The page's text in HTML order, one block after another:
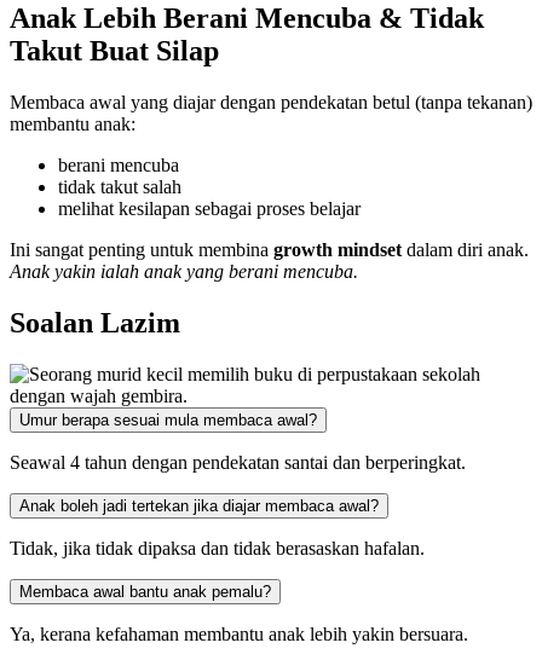
Anak Lebih Berani Mencuba & Tidak
Takut Buat Silap
Membaca awal yang diajar dengan pendekatan betul (tanpa tekanan)
membantu anak:
berani mencuba
tidak takut salah
melihat kesilapan sebagai proses belajar
Ini sangat penting untuk membina growth mindset dalam diri anak.
Anak yakin ialah anak yang berani mencuba.
Soalan Lazim
Umur berapa sesuai mula membaca awal?
Seawal 4 tahun dengan pendekatan santai dan berperingkat.
Anak boleh jadi tertekan jika diajar membaca awal?
Tidak, jika tidak dipaksa dan tidak berasaskan hafalan.
Membaca awal bantu anak pemalu?
Ya, kerana kefahaman membantu anak lebih yakin bersuara.